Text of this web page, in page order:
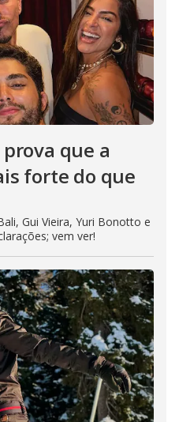
prova que a
forte do que
Gui Vieira, Yuri Bonotto e
vem ver!